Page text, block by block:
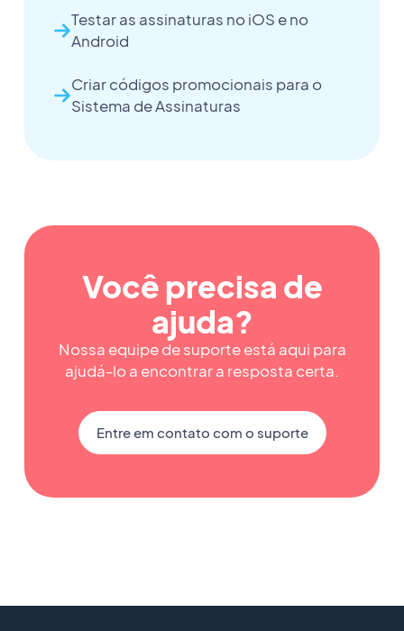
Testar as assinaturas no iOS e no
Android
Criar códigos promocionais para o
Sistema de Assinaturas
Você precisa de
ajuda?
Nossa equipe de suporte está aqui para
ajudá-lo a encontrar a resposta certa.
Entre em contato com o suporte